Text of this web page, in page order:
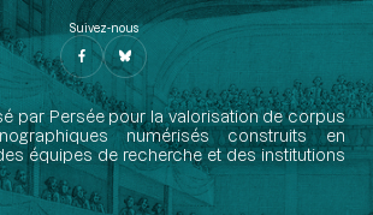
Suivez-nous
par Persée pour la valorisation de corpus
numérisés construits en
équipes de recherche et des institutions